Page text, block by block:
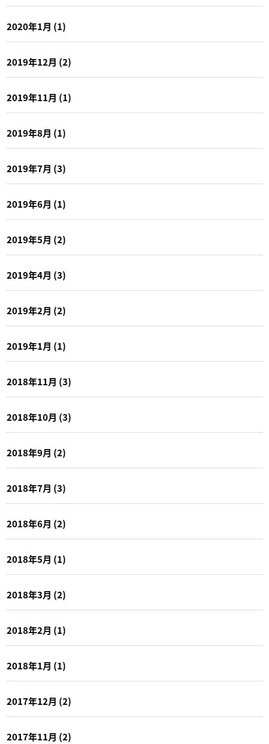
2020年1月 (1)
2019年12月 (2)
2019年11月 (1)
2019年8月 (1)
2019年7月 (3)
2019年6月 (1)
2019年5月 (2)
2019年4月 (3)
2019年2月 (2)
2019年1月 (1)
2018年11月 (3)
2018年10月 (3)
2018年9月 (2)
2018年7月 (3)
2018年6月 (2)
2018年5月 (1)
2018年3月 (2)
2018年2月 (1)
2018年1月 (1)
2017年12月 (2)
2017年11月 (2)